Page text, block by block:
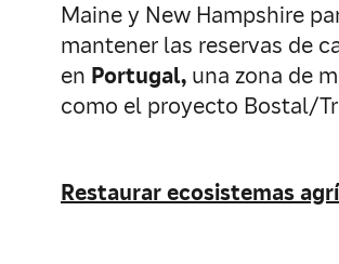
Maine y New Hampshire
mantener las reservas de
en Portugal, una zona de
como el proyecto Bostal/
Restaurar ecosistemas